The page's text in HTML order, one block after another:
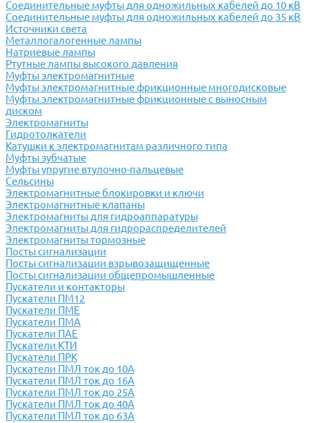
Соединительные муфты для одножильных кабелей до 10 кВ
Соединительные муфты для одножильных кабелей до 35 кВ
Источники света
Металлогалогенные лампы
Натриевые лампы
Ртутные лампы высокого давления
Муфты электромагнитные
Муфты электромагнитные фрикционные многодисковые
Муфты электромагнитные фрикционные с выносным
диском
Электромагниты
Гидротолкатели
Катушки к электромагнитам различного типа
Муфты зубчатые
Муфты упругие втулочно-пальцевые
Сельсины
Электромагнитные блокировки и ключи
Электромагнитные клапаны
Электромагниты для гидроаппаратуры
Электромагниты для гидрораспределителей
Электромагниты тормозные
Посты сигнализации
Посты сигнализации взрывозащищенные
Посты сигнализации общепромышленные
Пускатели и контакторы
Пускатели ПМ12
Пускатели ПМЕ
Пускатели ПМА
Пускатели ПАЕ
Пускатели КТИ
Пускатели ПРК
Пускатели ПМЛ ток до 10А
Пускатели ПМЛ ток до 16А
Пускатели ПМЛ ток до 25А
Пускатели ПМЛ ток до 40А
Пускатели ПМЛ ток до 63А